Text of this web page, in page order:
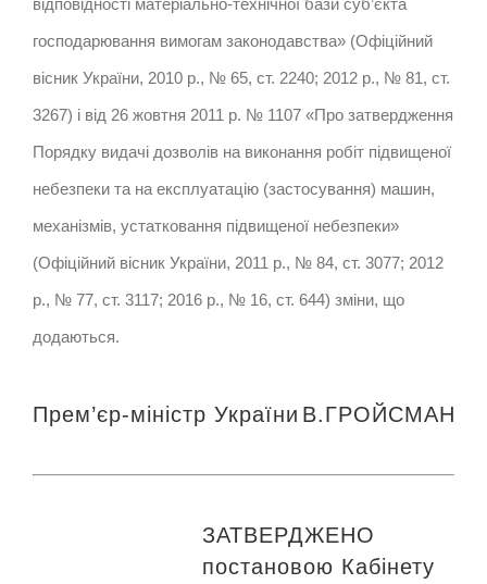
господарювання вимогам законодавства» (Офіційний
вісник України, 2010 р., № 65, ст. 2240; 2012 р., № 81, ст.
3267) і від 26 жовтня 2011 р. № 1107 «Про затвердження
Порядку видачі дозволів на виконання робіт підвищеної
небезпеки та на експлуатацію (застосування) машин,
механізмів, устатковання підвищеної небезпеки»
(Офіційний вісник України, 2011 р., № 84, ст. 3077; 2012
р., № 77, ст. 3117; 2016 р., № 16, ст. 644) зміни, що
додаються.
Прем’єр-міністр України В.ГРОЙСМАН
ЗАТВЕРДЖЕНО
постановою Кабінету